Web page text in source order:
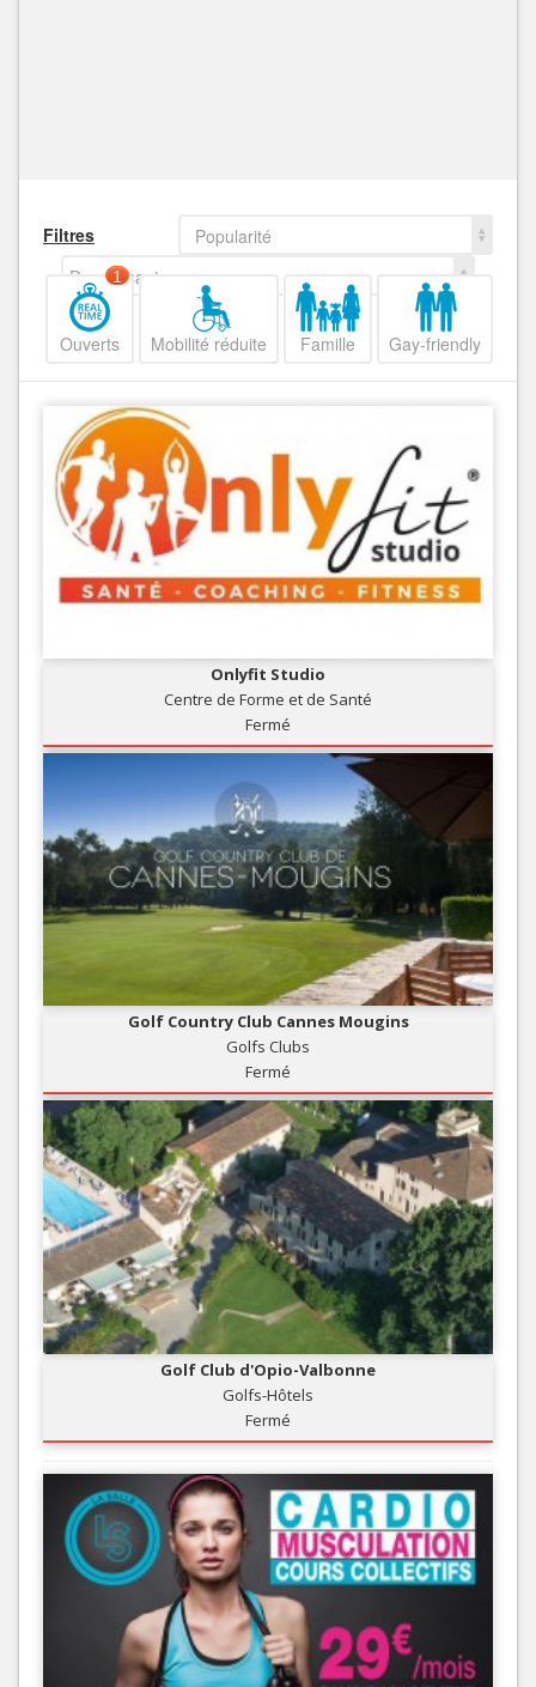
Filtres
Popularité
Decroissant
Ouverts
1
Mobilité réduite Famille Gay-friendly
Onlyfit Studio
Centre de Forme et de Santé
Fermé
Golf Country Club Cannes Mougins
Golfs Clubs
Fermé
Golf Club d'Opio-Valbonne
Golfs-Hôtels
Fermé